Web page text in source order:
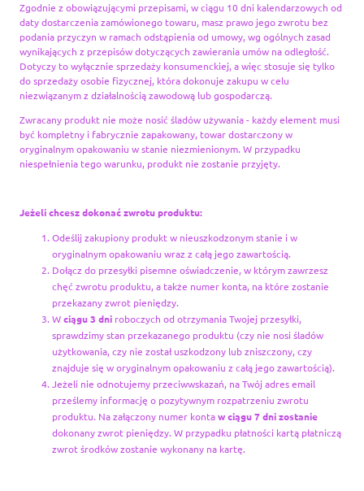
Zgodnie z obowiązującymi przepisami, w ciągu 10 dni kalendarzowych od
daty dostarczenia zamówionego towaru, masz prawo jego zwrotu bez
podania przyczyn w ramach odstąpienia od umowy, wg ogólnych zasad
wynikających z przepisów dotyczących zawierania umów na odległość.
Dotyczy to wyłącznie sprzedaży konsumenckiej, a więc stosuje się tylko
do sprzedaży osobie fizycznej, która dokonuje zakupu w celu
niezwiązanym z działalnością zawodową lub gospodarczą.
Zwracany produkt nie może nosić śladów używania - każdy element musi
być kompletny i fabrycznie zapakowany, towar dostarczony w
oryginalnym opakowaniu w stanie niezmienionym. W przypadku
niespełnienia tego warunku, produkt nie zostanie przyjęty.
Jeżeli chcesz dokonać zwrotu produktu:
Odeślij zakupiony produkt w nieuszkodzonym stanie i w
oryginalnym opakowaniu wraz z całą jego zawartością.
Dołącz do przesyłki pisemne oświadczenie, w którym zawrzesz
chęć zwrotu produktu, a także numer konta, na które zostanie
przekazany zwrot pieniędzy.
Wciągu 3 dni roboczych od otrzymania Twojej przesyłki,
sprawdzimy stan przekazanego produktu (czy nie nosi śladów
użytkowania, czy nie został uszkodzony lub zniszczony, czy
znajduje się w oryginalnym opakowaniu z całą jego zawartością).
Jeżeli nie odnotujemy przeciwwskazań, na Twój adres email
prześlemy informację o pozytywnym rozpatrzeniu zwrotu
produktu. Na załączony numer kontaw ciągu 7 dni zostanie
dokonany zwrot pieniędzy. W przypadku płatności kartą płatniczą
zwrot środków zostanie wykonany na kartę.